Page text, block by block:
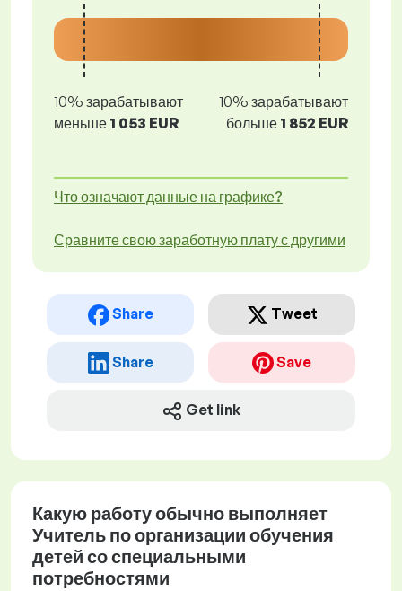
10% зарабатывают
меньше 1 053 EUR
10% зарабатывают
больше 1 852 EUR
Что означают данные на графике?
Сравните свою заработную плату с другими
Share Tweet
Share Save
Get link
Какую работу обычно выполняет
Учитель по организации обучения
детей со специальными
потребностями